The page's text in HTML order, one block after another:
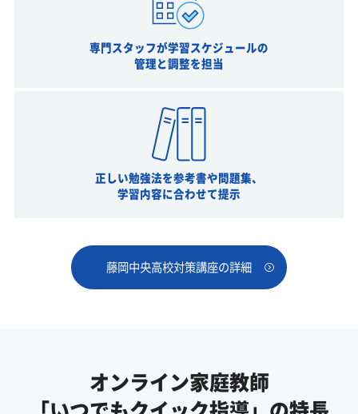
専門スタッフが学習スケジュールの
管理と調整を担当
正しい勉強法を参考書や問題集、
学習内容に合わせて提示
藤岡中央高校対策講座の詳細
オンライン家庭教師